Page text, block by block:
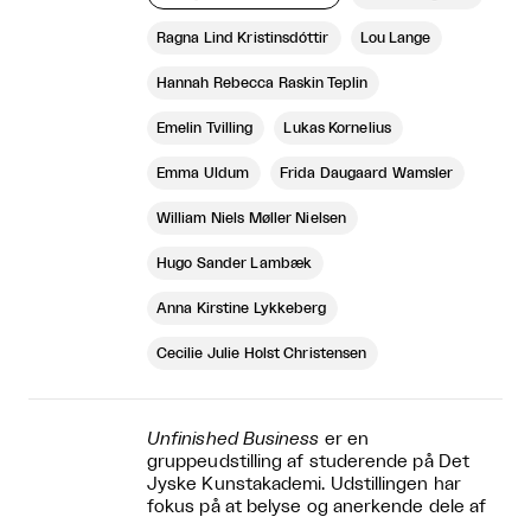
Ragna Lind Kristinsdóttir Lou Lange
Hannah Rebecca Raskin Teplin
Emelin Tvilling Lukas Kornelius
Emma Uldum Frida Daugaard Wamsler
William Niels Møller Nielsen
Hugo Sander Lambæk
Anna Kirstine Lykkeberg
Cecilie Julie Holst Christensen
Unfinished Business er en
gruppeudstilling af studerende på Det
Jyske Kunstakademi. Udstillingen har
fokus på at belyse og anerkende dele af